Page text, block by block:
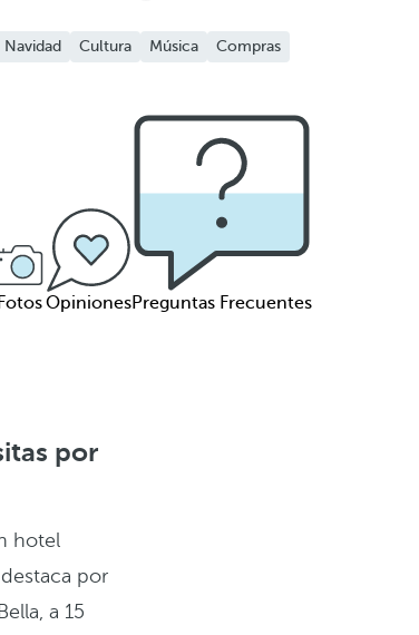
Navidad Cultura Música Compras
FotosOpinionesPreguntas Frecuentes
por
hotel
por
a 15